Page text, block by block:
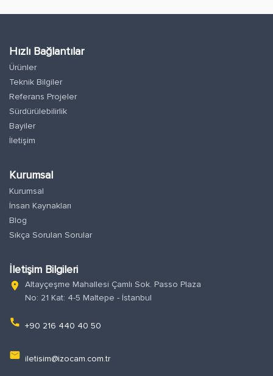
Hızlı Bağlantılar
Ürünler
Teknik Bilgiler
Referans Projeler
Sürdürülebilirlik
Bayiler
İletişim
Kurumsal
Kurumsal
İnsan Kaynakları
Blog
Sıkça Sorulan Sorular
İletişim Bilgileri
location_on
Altayçeşme Mahallesi Çamlı Sok. Passo Plaza
No: 21 Kat: 4-5 Maltepe - İstanbul
phone +90 216 440 40 50
email iletisim@izocam.com.tr